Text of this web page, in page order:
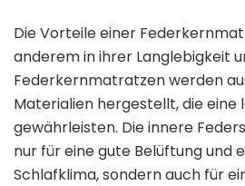
Die Vorteile einer
anderem in ihrer Langlebigkeit
Federkernmatratzen werden
Materialien hergestellt, die eine
gewährleisten. Die innere
nur für eine gute Belüftung und
Schlafklima, sondern auch für